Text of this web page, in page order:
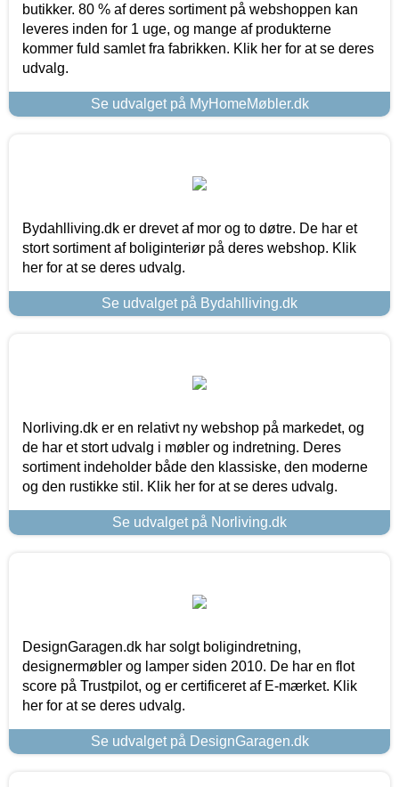
butikker. 80 % af deres sortiment på webshoppen kan
leveres inden for 1 uge, og mange af produkterne
kommer fuld samlet fra fabrikken. Klik her for at se deres
udvalg.
Se udvalget på MyHomeMøbler.dk
Bydahlliving.dk er drevet af mor og to døtre. De har et
stort sortiment af boliginteriør på deres webshop. Klik
her for at se deres udvalg.
Se udvalget på Bydahlliving.dk
Norliving.dk er en relativt ny webshop på markedet, og
de har et stort udvalg i møbler og indretning. Deres
sortiment indeholder både den klassiske, den moderne
og den rustikke stil. Klik her for at se deres udvalg.
Se udvalget på Norliving.dk
DesignGaragen.dk har solgt boligindretning,
designermøbler og lamper siden 2010. De har en flot
score på Trustpilot, og er certificeret af E-mærket. Klik
her for at se deres udvalg.
Se udvalget på DesignGaragen.dk